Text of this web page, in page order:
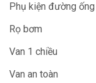
Phụ kiện đường ống
Rọ bơm
Van 1 chiều
Van an toàn